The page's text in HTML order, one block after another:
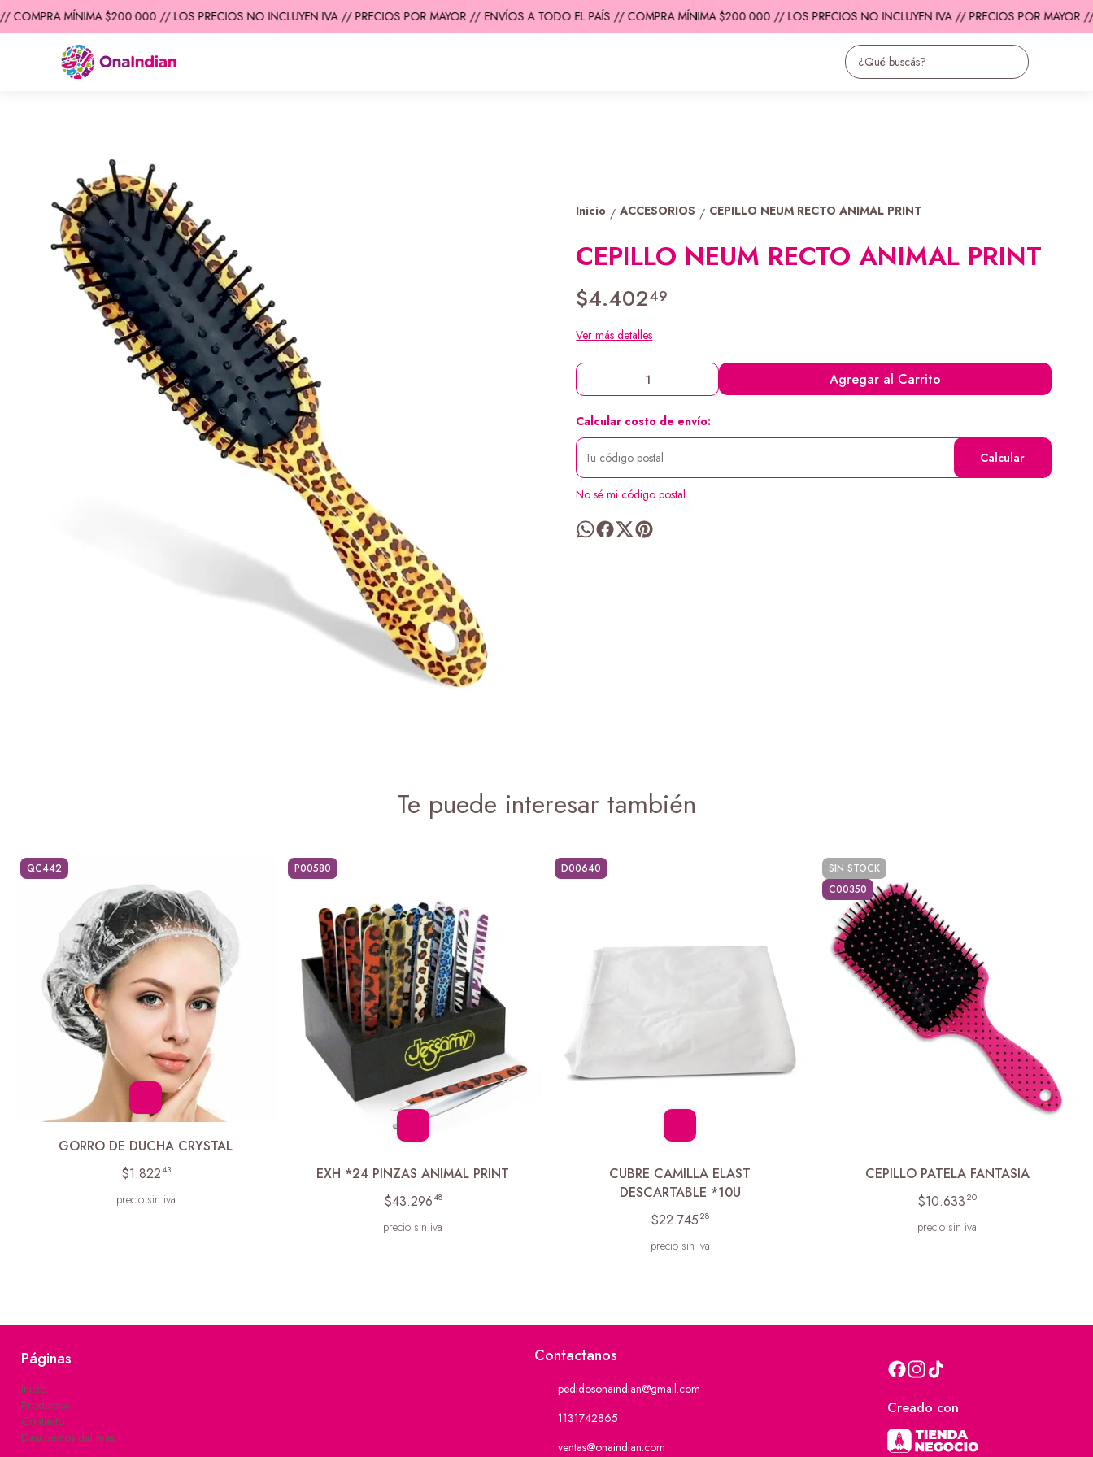
MÍNIMA $200.000 // LOS PRECIOS NO INCLUYEN IVA // PRECIOS POR MAYOR // ENVÍOS A TODO EL PAÍS // COMPRA MÍNIMA $200.000 // LOS PRECIOS NO INCLUYEN IVA // PRECIOS POR MAYOR //
Inicio / ACCESORIOS / CEPILLO NEUM RECTO ANIMAL PRINT
CEPILLO NEUM RECTO ANIMAL PRINT
$4.40249
Ver más detalles
Agregar al Carrito
Calcular costo de envío:
Calcular
No sé mi código postal
Te puede interesar también
QC442
GORRO DE DUCHA CRYSTAL
$1.82243
precio sin iva
P00580
EXH *24 PINZAS ANIMAL PRINT
$43.29648
precio sin iva
D00640
CUBRE CAMILLA ELAST
DESCARTABLE *10U
$22.745 28
precio sin iva
SIN STOCK
C00350
CEPILLO PATELA FANTASIA
$10.633 20
precio sin iva
Páginas
Inicio
Productos
Contacto
Descuentos del mes
Contactanos
pedidosonaindian@gmail.com
1131742865
ventas@onaindian.com
Creado con